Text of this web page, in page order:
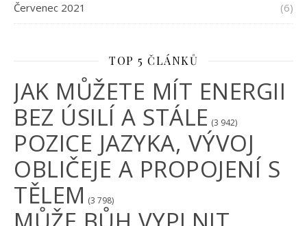
Červenec 2021 (6)
TOP 5 ČLÁNKŮ
JAK MŮŽETE MÍT ENERGII
BEZ ÚSILÍ A STÁLE (3 942)
POZICE JAZYKA, VÝVOJ
OBLIČEJE A PROPOJENÍ S
TĚLEM (3 798)